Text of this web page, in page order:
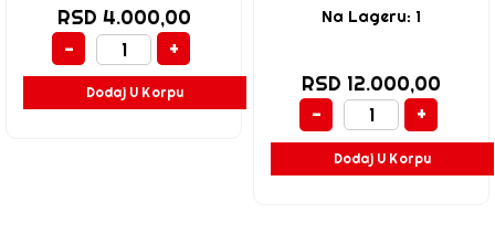
RSD 4.000,00
-
+
Dodaj U Korpu
Na Lageru: 1
RSD 12.000,00
-
+
Dodaj U Korpu